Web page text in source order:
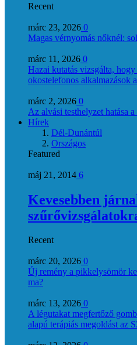
Recent
márc 23, 2026 0
Magas vérnyomás nőknél:
márc 11, 2026 0
Hazai kutatás vizsgálta,
okostelefonos alkalmazások
márc 2, 2026 0
Az alvási testhelyzet hatása
Hírek
Dél-Dunántúl
Országos
Featured
máj 21, 2014 6
Kevesebben
Recent
márc 20, 2026 0
Új remény a pikkelysömör
ma?
márc 13, 2026 0
A légutakat megfertőző
alapú terápiás megoldást az